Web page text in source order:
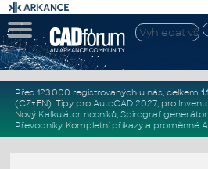
Přes 123.000 registrovaných u nás, celkem
(CZ+EN). Tipy pro AutoCAD 2027, pro
Nový Kalkulátor nosníků, Spirograf generátor
Převodníky. Kompletní příkazya proměnné